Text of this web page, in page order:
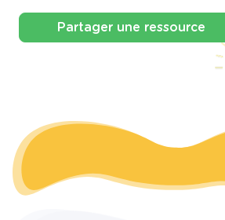
Partager une ressource